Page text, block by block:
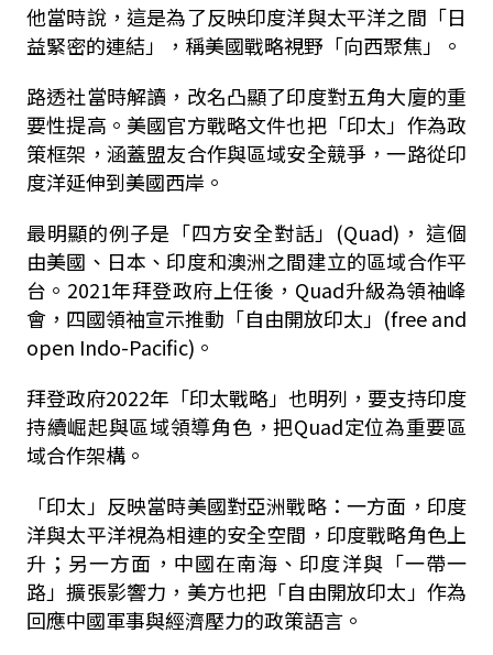
他當時說，這是為了反映印度洋與太平洋之間「日
益緊密的連結」，稱美國戰略視野「向西聚焦」。
路透社當時解讀，改名凸顯了印度對五角大廈的重
要性提高。美國官方戰略文件也把「印太」作為政
策框架，涵蓋盟友合作與區域安全競爭，一路從印
度洋延伸到美國西岸。
最明顯的例子是「四方安全對話」(Quad)， 這個
由美國、日本、印度和澳洲之間建立的區域合作平
台。2021年拜登政府上任後，Quad升級為領袖峰
會，四國領袖宣示推動「自由開放印太」(free and
open Indo-Pacific)。
拜登政府2022年「印太戰略」也明列，要支持印度
持續崛起與區域領導角色，把Quad定位為重要區
域合作架構。
「印太」反映當時美國對亞洲戰略：一方面，印度
洋與太平洋視為相連的安全空間，印度戰略角色上
升；另一方面，中國在南海、印度洋與「一帶一
路」擴張影響力，美方也把「自由開放印太」作為
回應中國軍事與經濟壓力的政策語言。